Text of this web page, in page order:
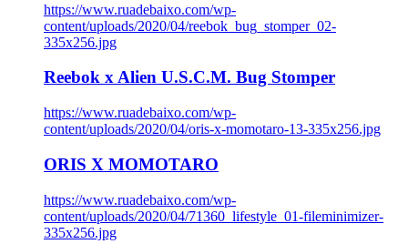
https://www.ruadebaixo.com/wp-
content/uploads/2020/04/reebok_bug_stomper_02-
335x256.jpg
Reebok x Alien U.S.C.M. Bug Stomper
https://www.ruadebaixo.com/wp-
content/uploads/2020/04/oris-x-momotaro-13-335x256.jpg
ORIS X MOMOTARO
https://www.ruadebaixo.com/wp-
content/uploads/2020/04/71360_lifestyle_01-fileminimizer-
335x256.jpg